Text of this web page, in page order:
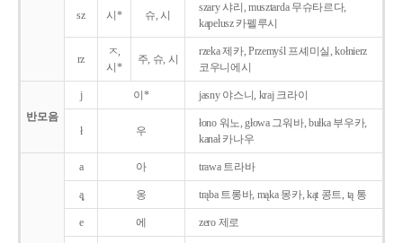
sz 시* 슈, 시
szary 샤리, musztarda 무슈타르다,
kapelusz 카펠루시
rz
ㅈ,
시*
주, 슈, 시
rzeka 제카, Przemyśl 프셰미실, kołnierz
코우니에시
반모음
j 이* jasny 야스니, kraj 크라이
ł 우
łono 워노, głowa 그워바, bułka 부우카,
kanał 카나우
a 아 trawa 트라바
ą̨ 옹 trąba 트롱바, mąka 몽카, kąt 콩트, tą 통
e 에 zero 제로